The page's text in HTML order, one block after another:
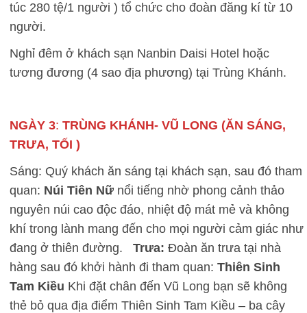
túc 280 tệ/1 người ) tổ chức cho đoàn đăng kí từ 10
người.
Nghỉ đêm ở khách sạn Nanbin Daisi Hotel hoặc
tương đương (4 sao địa phương) tại Trùng Khánh.
NGÀY 3: TRÙNG KHÁNH- VŨ LONG (ĂN SÁNG,
TRƯA, TỐI )
Sáng: Quý khách ăn sáng tại khách sạn, sau đó tham
quan: Núi Tiên Nữnổi tiếng nhờ phong cảnh thảo
nguyên núi cao độc đáo, nhiệt độ mát mẻ và không
khí trong lành mang đến cho mọi người cảm giác như
đang ở thiên đường. Trưa: Đoàn ăn trưa tại nhà
hàng sau đó khởi hành đi tham quan: Thiên Sinh
Tam Kiều Khi đặt chân đến Vũ Long bạn sẽ không
thẻ bỏ qua địa điểm Thiên Sinh Tam Kiều – ba cây